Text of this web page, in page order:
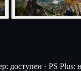
доступен · PS Plus: